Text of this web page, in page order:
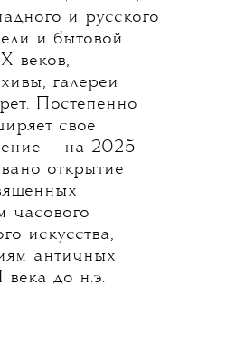
и русского
и бытовой
веков,
галереи
Постепенно
свое
— на 2025
открытие
часового
искусства,
античных
века до н.э.